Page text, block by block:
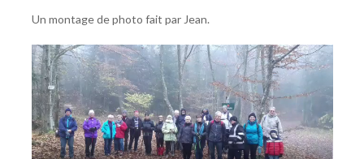
Un montage de photo fait par Jean.